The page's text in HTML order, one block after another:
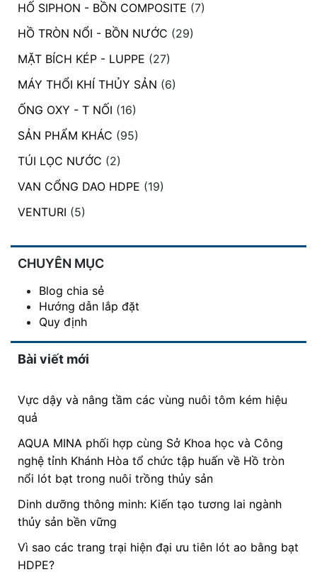
HỐ SIPHON - BỒN COMPOSITE (7)
HỒ TRÒN NỔI - BỒN NƯỚC (29)
MẶT BÍCH KÉP - LUPPE (27)
MÁY THỔI KHÍ THỦY SẢN (6)
ỐNG OXY - T NỐI (16)
SẢN PHẨM KHÁC (95)
TÚI LỌC NƯỚC (2)
VAN CỔNG DAO HDPE (19)
VENTURI (5)
CHUYÊN MỤC
Blog chia sẻ
Hướng dẫn lắp đặt
Quy định
Bài viết mới
Vực dậy và nâng tầm các vùng nuôi tôm kém hiệu
quả
AQUA MINA phối hợp cùng Sở Khoa học và Công
nghệ tỉnh Khánh Hòa tổ chức tập huấn về Hồ tròn
nổi lót bạt trong nuôi trồng thủy sản
Dinh dưỡng thông minh: Kiến tạo tương lai ngành
thủy sản bền vững
Vì sao các trang trại hiện đại ưu tiên lót ao bằng bạt
HDPE?